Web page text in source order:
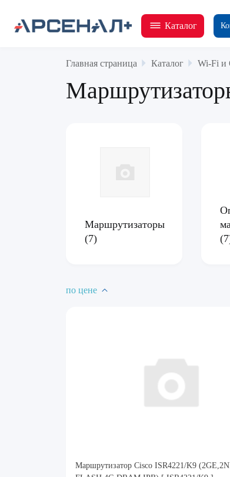
Каталог
Главная страница Каталог Wi-Fi и
Маршрутизаторы
(7)
по цене
Маршрутизатор Cisco ISR4221/K9